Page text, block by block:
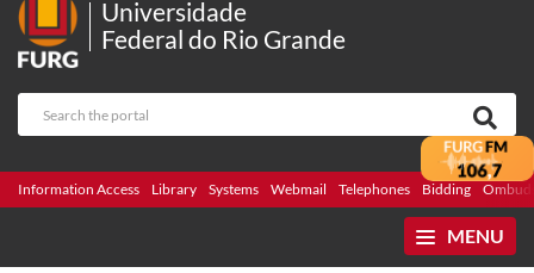
Universidade
Federal do Rio Grande
Information Access Library Systems Webmail Telephones Bidding
MENU